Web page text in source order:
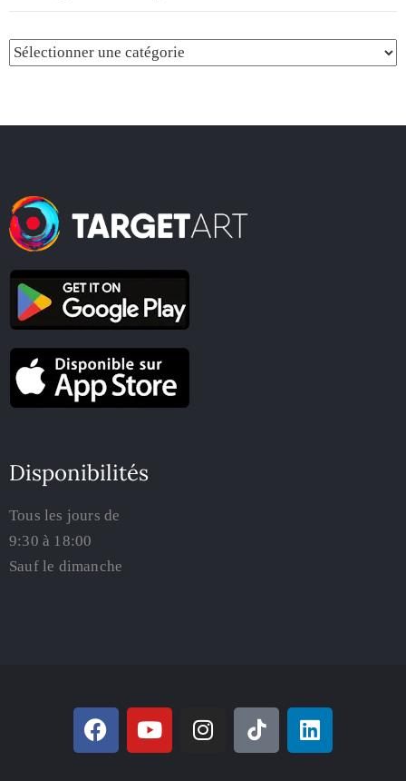
Disponibilités
Tous les jours de
9:30 à 18:00
Sauf le dimanche